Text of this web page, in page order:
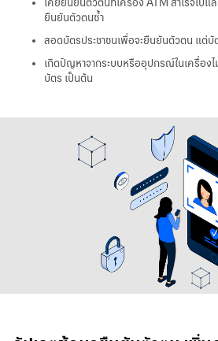
ยืนยันตัวตนซ้ำ
สอดบัตรประชาชนเพื่อจะยืนยันตัวตน แต่บั
เกิดปัญหาจากระบบหรืออุปกรณ์ในเครื่องไ
บัตร เป็นต้น